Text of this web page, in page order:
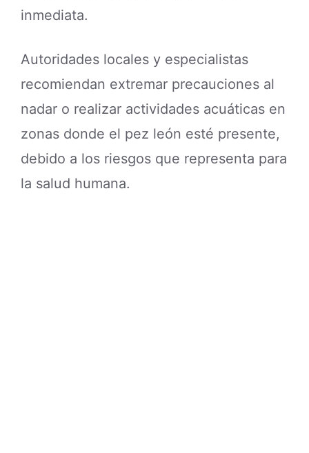
inmediata.
Autoridades locales y especialistas
recomiendan extremar precauciones al
nadar o realizar actividades acuáticas en
zonas donde el pez león esté presente,
debido a los riesgos que representa para
la salud humana.